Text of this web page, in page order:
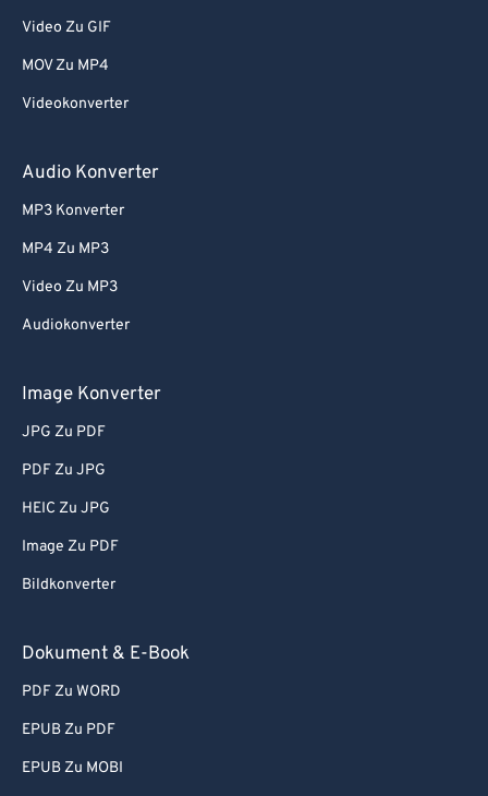
Video Zu GIF
MOV Zu MP4
Videokonverter
Audio Konverter
MP3 Konverter
MP4 Zu MP3
Video Zu MP3
Audiokonverter
Image Konverter
JPG Zu PDF
PDF Zu JPG
HEIC Zu JPG
Image Zu PDF
Bildkonverter
Dokument & E-Book
PDF Zu WORD
EPUB Zu PDF
EPUB Zu MOBI